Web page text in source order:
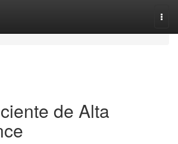
de Alta